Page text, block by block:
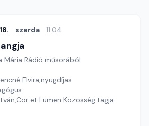
szerda 11:04
Mária Rádió műsorából
Elvira,nyugdíjas
et Lumen Közösség tagja